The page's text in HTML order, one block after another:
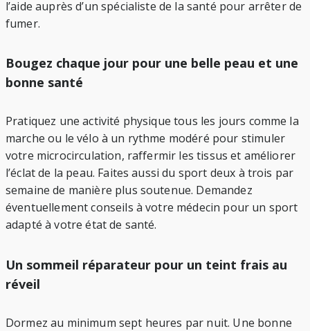
l’aide auprès d’un spécialiste de la santé pour arrêter de
fumer.
Bougez chaque jour pour une belle peau et une
bonne santé
Pratiquez une activité physique tous les jours comme la
marche ou le vélo à un rythme modéré pour stimuler
votre microcirculation, raffermir les tissus et améliorer
l’éclat de la peau. Faites aussi du sport deux à trois par
semaine de manière plus soutenue. Demandez
éventuellement conseils à votre médecin pour un sport
adapté à votre état de santé.
Un sommeil réparateur pour un teint frais au
réveil
Dormez au minimum sept heures par nuit. Une bonne